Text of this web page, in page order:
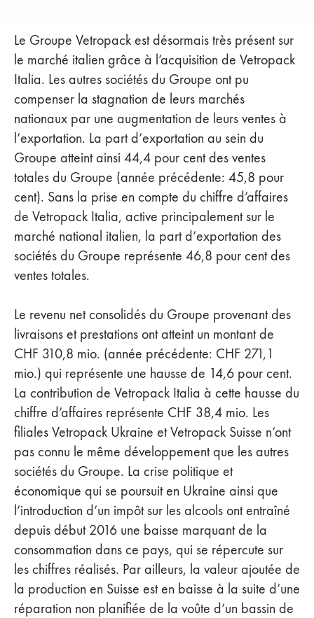
Le Groupe Vetropack est désormais très présent sur
le marché italien grâce à l’acquisition de Vetropack
Italia. Les autres sociétés du Groupe ont pu
compenser la stagnation de leurs marchés
nationaux par une augmentation de leurs ventes à
l’exportation. La part d’exportation au sein du
Groupe atteint ainsi 44,4 pour cent des ventes
totales du Groupe (année précédente: 45,8 pour
cent). Sans la prise en compte du chiffre d’affaires
de Vetropack Italia, active principalement sur le
marché national italien, la part d’exportation des
sociétés du Groupe représente 46,8 pour cent des
ventes totales.
Le revenu net consolidés du Groupe provenant des
livraisons et prestations ont atteint un montant de
CHF 310,8 mio. (année précédente: CHF 271,1
mio.) qui représente une hausse de 14,6 pour cent.
La contribution de Vetropack Italia à cette hausse du
chiffre d’affaires représente CHF 38,4 mio. Les
filiales Vetropack Ukraine et Vetropack Suisse n’ont
pas connu le même développement que les autres
sociétés du Groupe. La crise politique et
économique qui se poursuit en Ukraine ainsi que
l’introduction d’un impôt sur les alcools ont entraîné
depuis début 2016 une baisse marquant de la
consommation dans ce pays, qui se répercute sur
les chiffres réalisés. Par ailleurs, la valeur ajoutée de
la production en Suisse est en baisse à la suite d’une
réparation non planifiée de la voûte d’un bassin de